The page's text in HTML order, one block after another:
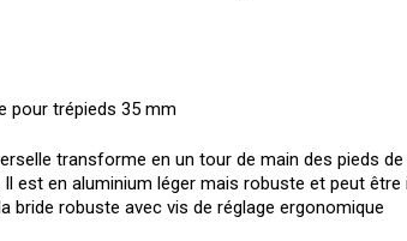
pour trépieds 35 mm
transforme en un tour de main des pieds
Il est en aluminium léger mais robuste et peut
bride robuste avec vis de réglage ergonomique